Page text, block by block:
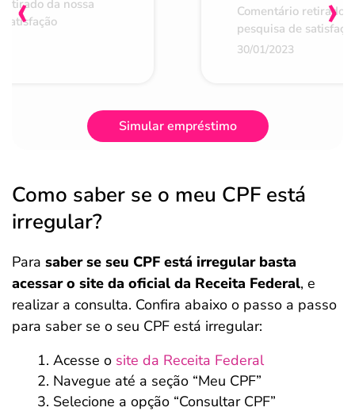
da nossa
Comentário retirado
pesquisa de
30/01/2023
Simular empréstimo
Como saber se o meu CPF está
irregular?
Para saber se seu CPF está irregular basta
acessar o site da oficial da Receita Federal, e
realizar a consulta. Confira abaixo o passo a passo
para saber se o seu CPF está irregular:
Acesse o site da Receita Federal
Navegue até a seção “Meu CPF”
Selecione a opção “Consultar CPF”